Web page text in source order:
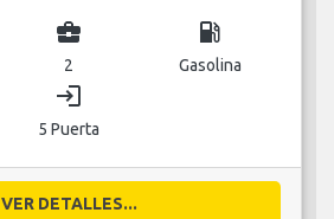
business_center
2
local_gas_station
Gasolina
login
5 Puerta
VER DETALLES...